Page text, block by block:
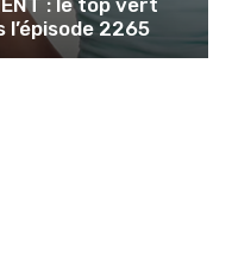
: le top vert
l’épisode 2265